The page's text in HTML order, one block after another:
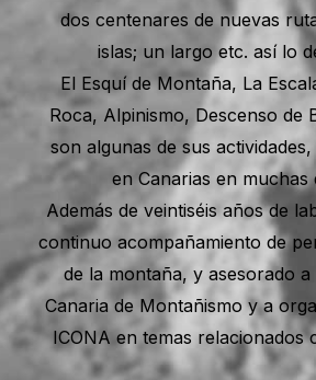
dos centenares de nuevas
islas; un largo etc. así lo
El Esquí de Montaña, La
Roca, Alpinismo, Descenso de
son algunas de sus
en Canarias en muchas
Además de veintiséis años de
continuo acompañamiento de
de la montaña, y asesorado a
Canaria de Montañismo y a
ICONA en temas relacionados